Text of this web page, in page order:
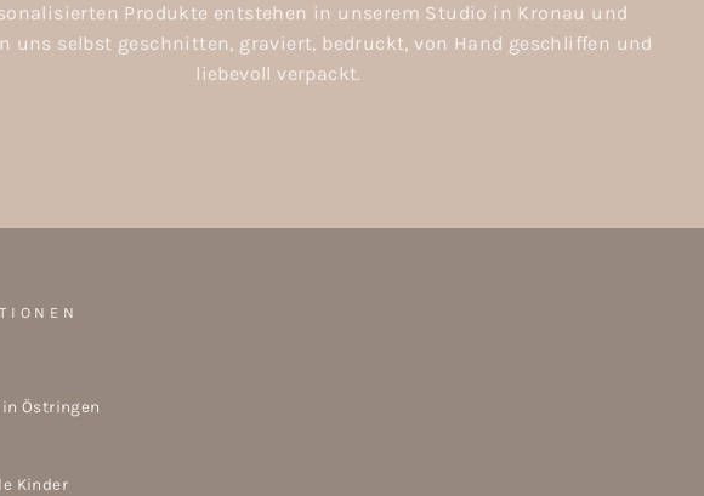
Produkte entstehen in unserem Studio in Kronau und
uns selbst geschnitten, graviert, bedruckt, von Hand geschliffen und
liebevoll verpackt.
in Östringen
Kinder